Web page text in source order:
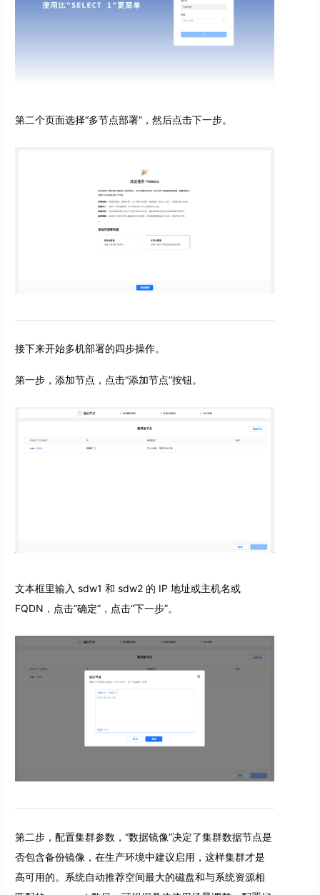
第二个页面选择“多节点部署”，然后点击下一步。
接下来开始多机部署的四步操作。
第一步，添加节点，点击“添加节点”按钮。
文本框里输入 sdw1 和 sdw2 的 IP 地址或主机名或
FQDN，点击“确定”，点击“下一步”。
第二步，配置集群参数，“数据镜像”决定了集群数据节点是
否包含备份镜像，在生产环境中建议启用，这样集群才是
高可用的。系统自动推荐空间最大的磁盘和与系统资源相